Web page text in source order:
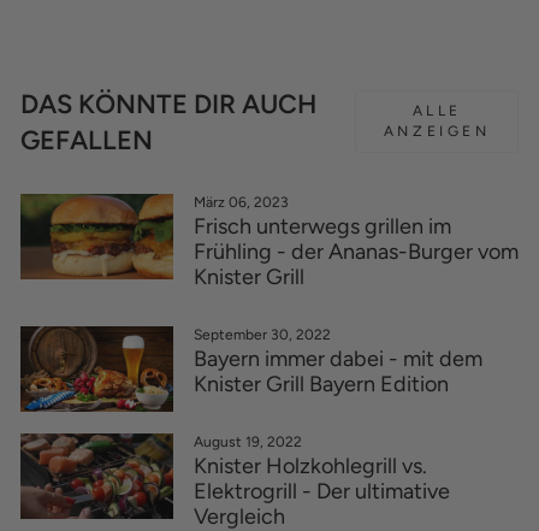
DAS KÖNNTE DIR AUCH
GEFALLEN
ALLE
ANZEIGEN
März 06, 2023
Frisch unterwegs grillen im
Frühling - der Ananas-Burger vom
Knister Grill
September 30, 2022
Bayern immer dabei - mit dem
Knister Grill Bayern Edition
August 19, 2022
Knister Holzkohlegrill vs.
Elektrogrill - Der ultimative
Vergleich